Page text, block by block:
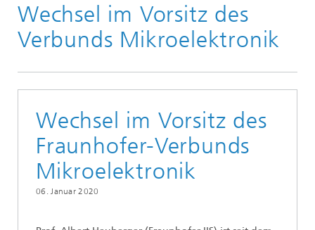
Presseinformationen
Wechsel im Vorsitz des
Verbunds Mikroelektronik
Wechsel im Vorsitz des
Fraunhofer-Verbunds
Mikroelektronik
06. Januar 2020